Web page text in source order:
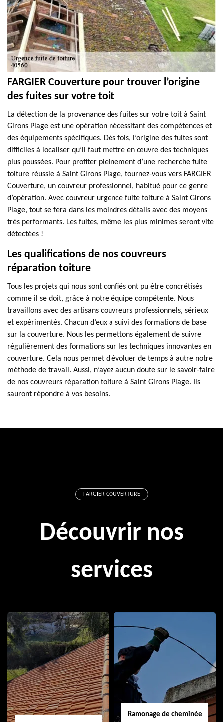
FARGIER Couverture pour trouver l’origine
des fuites sur votre toit
La détection de la provenance des fuites sur votre toit à Saint
Girons Plage est une opération nécessitant des compétences et
des équipements spécifiques. Dès fois, l’origine des fuites sont
difficiles à localiser qu’il faut mettre en œuvre des techniques
plus poussées. Pour profiter pleinement d’une recherche fuite
toiture réussie à Saint Girons Plage, tournez-vous vers FARGIER
Couverture, un couvreur professionnel, habitué pour ce genre
d’opération. Avec couvreur urgence fuite toiture à Saint Girons
Plage, tout se fera dans les moindres détails avec des moyens
très performants. Les fuites, même les plus minimes seront vite
détectées !
Les qualifications de nos couvreurs
réparation toiture
Tous les projets qui nous sont confiés ont pu être concrétisés
comme il se doit, grâce à notre équipe compétente. Nous
travaillons avec des artisans couvreurs professionnels, sérieux
et expérimentés. Chacun d’eux a suivi des formations de base
sur la couverture. Nous les permettons également de suivre
régulièrement des formations sur les techniques innovantes en
couverture. Cela nous permet d’évoluer de temps à autre notre
méthode de travail. Aussi, n’ayez aucun doute sur le savoir-faire
de nos couvreurs réparation toiture à Saint Girons Plage. Ils
sauront répondre à vos besoins.
FARGIER COUVERTURE
Découvrir nos
services
Ramonage de cheminée